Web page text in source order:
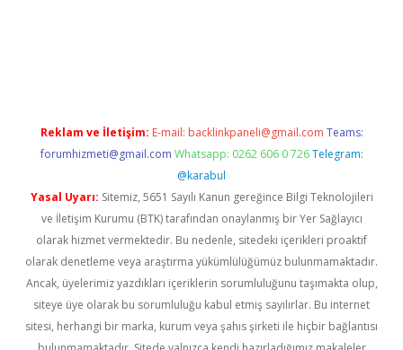
Reklam ve İletişim: E-mail: backlinkpaneli@gmail.com Teams:
forumhizmeti@gmail.com Whatsapp: 0262 606 0 726 Telegram:
@karabul
Yasal Uyarı: Sitemiz, 5651 Sayılı Kanun gereğince Bilgi Teknolojileri
ve İletişim Kurumu (BTK) tarafından onaylanmış bir Yer Sağlayıcı
olarak hizmet vermektedir. Bu nedenle, sitedeki içerikleri proaktif
olarak denetleme veya araştırma yükümlülüğümüz bulunmamaktadır.
Ancak, üyelerimiz yazdıkları içeriklerin sorumluluğunu taşımakta olup,
siteye üye olarak bu sorumluluğu kabul etmiş sayılırlar. Bu internet
sitesi, herhangi bir marka, kurum veya şahıs şirketi ile hiçbir bağlantısı